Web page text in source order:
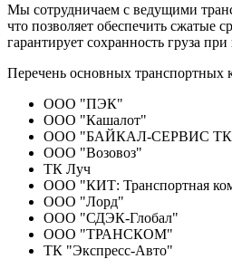
Мы сотрудничаем с ведущими
что позволяет обеспечить сжатые
гарантирует сохранность груза при
Перечень основных транспортных
ООО "ПЭК"
ООО "Кашалот"
ООО "БАЙКАЛ-СЕРВИС
ООО "Возовоз"
ТК Луч
ООО "КИТ: Транспортная
ООО "Лорд"
ООО "СДЭК-Глобал"
ООО "ТРАНСКОМ"
ТК "Экспресс-Авто"